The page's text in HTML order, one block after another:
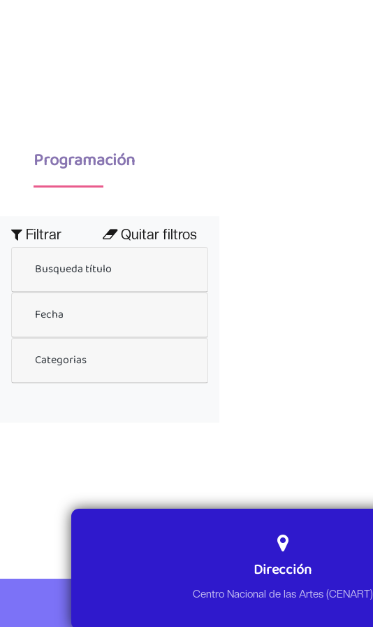
Programación
Filtrar Quitar filtros
Busqueda título
Fecha
Categorias
Dirección
Centro Nacional de las Artes (CENART)